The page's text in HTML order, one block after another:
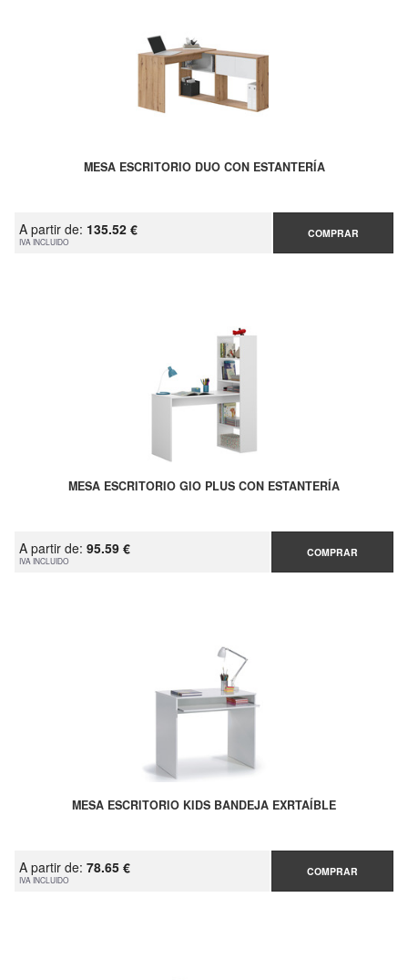
MESA ESCRITORIO DUO CON ESTANTERÍA
A partir de: 135.52 €
IVA INCLUIDO
COMPRAR
MESA ESCRITORIO GIO PLUS CON ESTANTERÍA
A partir de: 95.59 €
IVA INCLUIDO
COMPRAR
MESA ESCRITORIO KIDS BANDEJA EXRTAÍBLE
A partir de: 78.65 €
IVA INCLUIDO
COMPRAR